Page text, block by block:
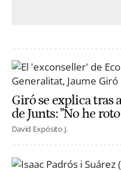
Giró se explica
de Junts: "No he
David Expósito J.